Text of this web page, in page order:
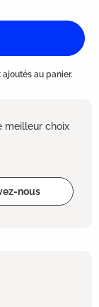
au panier.
meilleur choix
nous